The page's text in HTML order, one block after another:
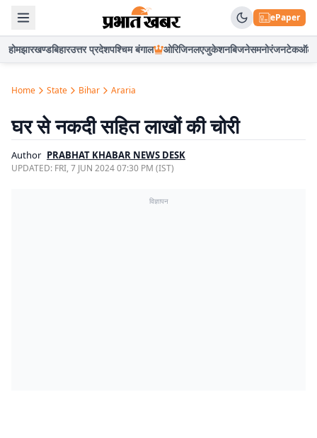
ePaper
होमझारखण्डबिहारउत्तर प्रदेशपश्चिम बंगाल ओरिजिनलएजुकेशनबिजनेसमनोरंजनटेकऑटो
Home State Bihar Araria
घर से नकदी सहित लाखों की चोरी
Author PRABHAT KHABAR NEWS DESK
UPDATED: FRI, 7 JUN 2024 07:30 PM (IST)
विज्ञापन